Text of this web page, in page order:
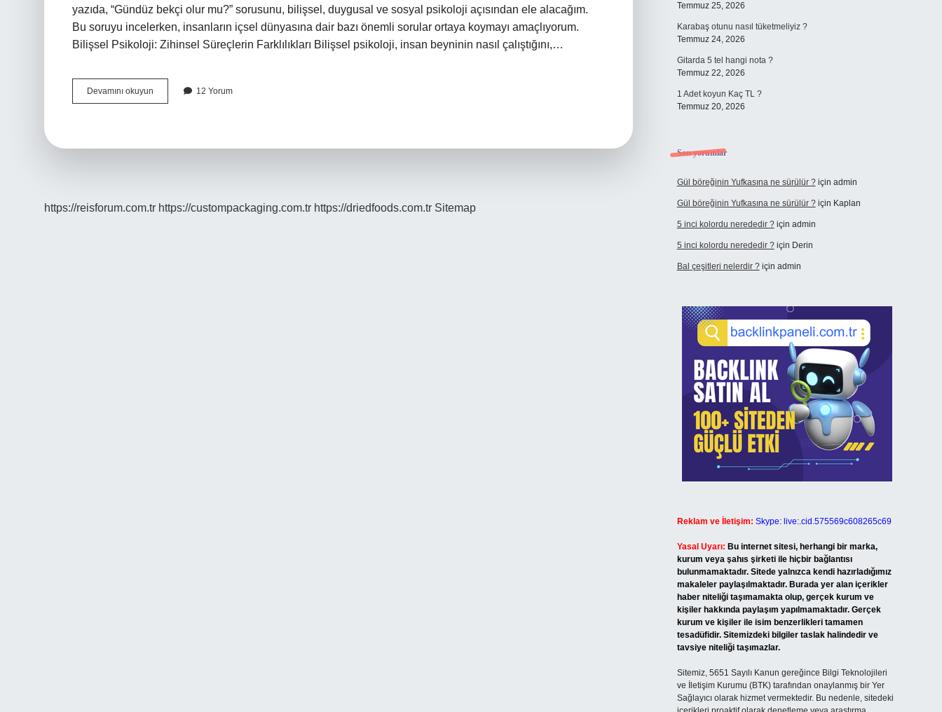
yazıda, “Gündüz bekçi olur mu?” sorusunu, bilişsel, duygusal ve sosyal psikoloji açısından ele alacağım.
Bu soruyu incelerken, insanların içsel dünyasına dair bazı önemli sorular ortaya koymayı amaçlıyorum.
Bilişsel Psikoloji: Zihinsel Süreçlerin Farklılıkları Bilişsel psikoloji, insan beyninin nasıl çalıştığını,…
Devamını okuyun
bekçi
12 Yorum
https://reisforum.com.tr https://custompackaging.com.tr https://driedfoods.com.tr Sitemap
Temmuz 25, 2026
Karabaş otunu nasıl tüketmeliyiz ?
Temmuz 24, 2026
Gitarda 5 tel hangi nota ?
Temmuz 22, 2026
1 Adet koyun Kaç TL ?
Temmuz 20, 2026
Son yorumlar
Gül böreğinin Yufkasına ne sürülür ?için admin
Gül böreğinin Yufkasına ne sürülür ?için Kaplan
5 inci kolordu nerededir ?için admin
5 inci kolordu nerededir ?için Derin
Bal çeşitleri nelerdir ?için admin
Reklam ve İletişim: Skype: live:.cid.575569c608265c69
Yasal Uyarı: Bu internet sitesi, herhangi bir marka,
kurum veya şahıs şirketi ile hiçbir bağlantısı
bulunmamaktadır. Sitede yalnızca kendi hazırladığımız
makaleler paylaşılmaktadır. Burada yer alan içerikler
haber niteliği taşımamakta olup, gerçek kurum ve
kişiler hakkında paylaşım yapılmamaktadır. Gerçek
kurum ve kişiler ile isim benzerlikleri tamamen
tesadüfidir. Sitemizdeki bilgiler taslak halindedir ve
tavsiye niteliği taşımazlar.
Sitemiz, 5651 Sayılı Kanun gereğince Bilgi Teknolojileri
ve İletişim Kurumu (BTK) tarafından onaylanmış bir Yer
Sağlayıcı olarak hizmet vermektedir. Bu nedenle, sitedeki